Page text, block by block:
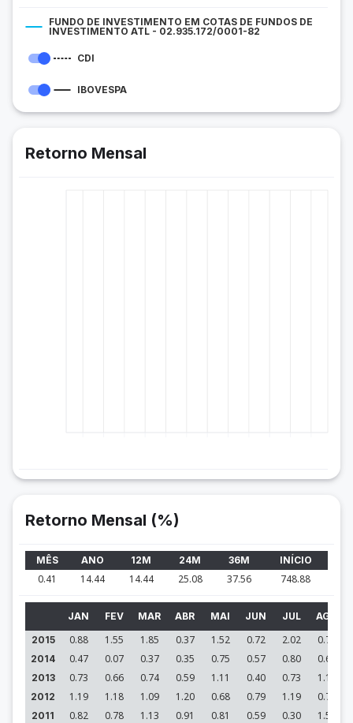
FUNDO DE INVESTIMENTO EM COTAS DE FUNDOS DE
INVESTIMENTO ATL - 02.935.172/0001-82
CDI
IBOVESPA
Retorno Mensal
Retorno Mensal (%)
MÊS ANO 12M 24M 36M INÍCIO
0.41 14.44 14.44 25.08 37.56 748.88
JAN FEV MAR ABR MAI JUN JUL AGO
2015
0.88 1.55 1.85 0.37 1.52 0.72 2.02 0.77
2014 0.47 0.07 0.37 0.35 0.75 0.57 0.80 0.62
2013 0.73 0.66 0.74 0.59 1.11 0.40 0.73 1.12
2012 1.19 1.18 1.09 1.20 0.68 0.79 1.19 0.72
2011 0.82 0.78 1.13 0.91 0.81 0.59 0.30 1.52